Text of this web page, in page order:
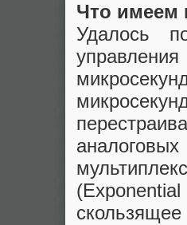
Что имеем
Удалось